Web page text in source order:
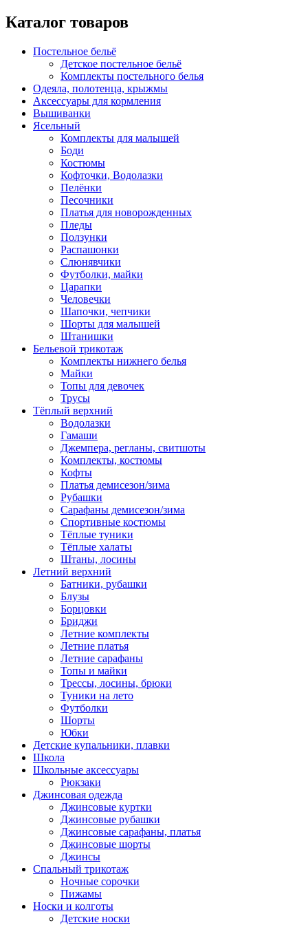
Каталог товаров
Постельное бельё
Детское постельное бельё
Комплекты постельного белья
Одеяла, полотенца, крыжмы
Аксессуары для кормления
Вышиванки
Ясельный
Комплекты для малышей
Боди
Костюмы
Кофточки, Водолазки
Пелёнки
Песочники
Платья для новорожденных
Пледы
Ползунки
Распашонки
Слюнявчики
Футболки, майки
Царапки
Человечки
Шапочки, чепчики
Шорты для малышей
Штанишки
Бельевой трикотаж
Комплекты нижнего белья
Майки
Топы для девочек
Трусы
Тёплый верхний
Водолазки
Гамаши
Джемпера, регланы, свитшоты
Комплекты, костюмы
Кофты
Платья демисезон/зима
Рубашки
Сарафаны демисезон/зима
Спортивные костюмы
Тёплые туники
Тёплые халаты
Штаны, лосины
Летний верхний
Батники, рубашки
Блузы
Борцовки
Бриджи
Летние комплекты
Летние платья
Летние сарафаны
Топы и майки
Трессы, лосины, брюки
Туники на лето
Футболки
Шорты
Юбки
Детские купальники, плавки
Школа
Школьные аксессуары
Рюкзаки
Джинсовая одежда
Джинсовые куртки
Джинсовые рубашки
Джинсовые сарафаны, платья
Джинсовые шорты
Джинсы
Спальный трикотаж
Ночные сорочки
Пижамы
Носки и колготы
Детские носки